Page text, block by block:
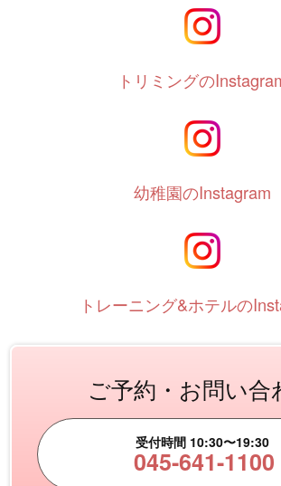
トリミングの
幼稚園のInstagram
トレーニング&ホテルの
ご予約・お問い合
受付時間 10:30〜19:30
045-641-1100